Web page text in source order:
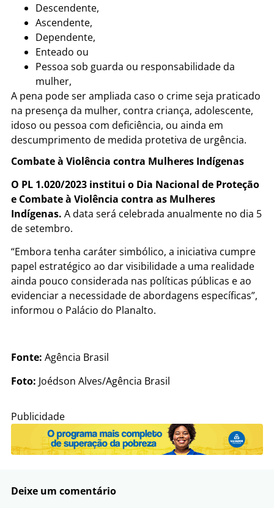
Descendente,
Ascendente,
Dependente,
Enteado ou
Pessoa sob guarda ou responsabilidade da
mulher,
A pena pode ser ampliada caso o crime seja praticado
na presença da mulher, contra criança, adolescente,
idoso ou pessoa com deficiência, ou ainda em
descumprimento de medida protetiva de urgência.
Combate à Violência contra Mulheres Indígenas
O PL 1.020/2023 institui o Dia Nacional de Proteção
e Combate à Violência contra as Mulheres
Indígenas. A data será celebrada anualmente no dia 5
de setembro.
“Embora tenha caráter simbólico, a iniciativa cumpre
papel estratégico ao dar visibilidade a uma realidade
ainda pouco considerada nas políticas públicas e ao
evidenciar a necessidade de abordagens específicas”,
informou o Palácio do Planalto.
Fonte: Agência Brasil
Foto: Joédson Alves/Agência Brasil
Publicidade
Deixe um comentário